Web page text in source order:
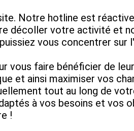
Notre hotline est
décoller votre activité et
vous concentrer sur
vous faire bénéficier de
et ainsi maximiser vos
tout au long de
à vos besoins et vos
!